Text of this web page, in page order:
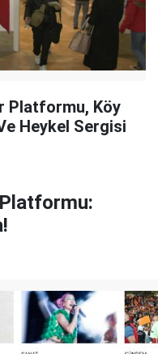
Platformu, Köy
Heykel Sergisi